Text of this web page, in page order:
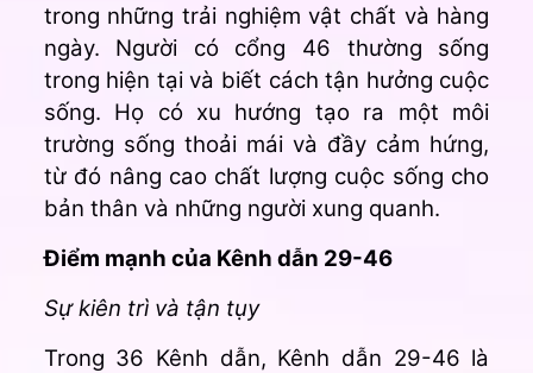
trong những trải nghiệm vật chất và hàng
ngày. Người có cổng 46 thường sống
trong hiện tại và biết cách tận hưởng cuộc
sống. Họ có xu hướng tạo ra một môi
trường sống thoải mái và đầy cảm hứng,
từ đó nâng cao chất lượng cuộc sống cho
bản thân và những người xung quanh.
Điểm mạnh của Kênh dẫn 29-46
Sự kiên trì và tận tụy
Trong 36 Kênh dẫn, Kênh dẫn 29-46 là